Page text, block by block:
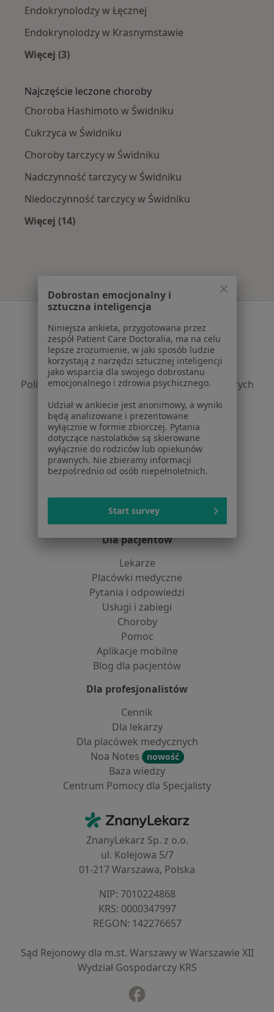
Endokrynolodzy w Łęcznej
Endokrynolodzy w Krasnymstawie
Więcej (3)
Najczęście leczone choroby
Choroba Hashimoto w Świdniku
Cukrzyca w Świdniku
Choroby tarczycy w Świdniku
Nadczynność tarczycy w Świdniku
Niedoczynność tarczycy w Świdniku
Więcej (14)
Serwis
Regulamin
Polityka prywatności pacjentów
Polityka prywatności profesjonalistów
Polityka prywatności dla profesjonalistów, których
dane pozyskaliśmy samodzielnie
Polityka cookies
Jak działają wyniki wyszukiwania
Dostępność
O nas
Praca Rekrutujemy!
Centrum prasowe
Kontakt
Dla pacjentów
Lekarze
Placówki medyczne
Pytania i odpowiedzi
Usługi i zabiegi
Choroby
Pomoc
Aplikacje mobilne
Blog dla pacjentów
Dla profesjonalistów
Cennik
Dla lekarzy
Dla placówek medycznych
Noa Notes
nowość
Baza wiedzy
Centrum Pomocy dla Specjalisty
ZnanyLekarz - Strona główna
ZnanyLekarz Sp. z o.o.
ul. Kolejowa 5/7
01-217 Warszawa, Polska
NIP: ⁠7010224868
KRS: ⁠0000347997
REGON: ⁠142276657
Sąd Rejonowy dla m.st. Warszawy w Warszawie XII
Wydział Gospodarczy KRS
Dobrostan emocjonalny i
sztuczna inteligencja
Niniejsza ankieta, przygotowana przez
zespół Patient Care Doctoralia, ma na celu
lepsze zrozumienie, w jaki sposób ludzie
korzystają z narzędzi sztucznej inteligencji
jako wsparcia dla swojego dobrostanu
emocjonalnego i zdrowia psychicznego.
Udział w ankiecie jest anonimowy, a wyniki
będą analizowane i prezentowane
wyłącznie w formie zbiorczej. Pytania
dotyczące nastolatków są skierowane
wyłącznie do rodziców lub opiekunów
prawnych. Nie zbieramy informacji
bezpośrednio od osób niepełnoletnich.
Start survey